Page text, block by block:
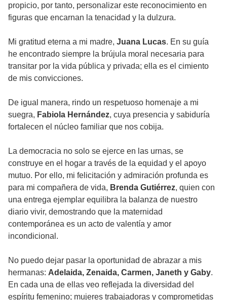
propicio, por tanto, personalizar este reconocimiento en
figuras que encarnan la tenacidad y la dulzura.
Mi gratitud eterna a mi madre, Juana Lucas. En su guía
he encontrado siempre la brújula moral necesaria para
transitar por la vida pública y privada; ella es el cimiento
de mis convicciones.
De igual manera, rindo un respetuoso homenaje a mi
suegra, Fabiola Hernández, cuya presencia y sabiduría
fortalecen el núcleo familiar que nos cobija.
La democracia no solo se ejerce en las urnas, se
construye en el hogar a través de la equidad y el apoyo
mutuo. Por ello, mi felicitación y admiración profunda es
para mi compañera de vida, Brenda Gutiérrez, quien con
una entrega ejemplar equilibra la balanza de nuestro
diario vivir, demostrando que la maternidad
contemporánea es un acto de valentía y amor
incondicional.
No puedo dejar pasar la oportunidad de abrazar a mis
hermanas: Adelaida, Zenaida, Carmen, Janeth y Gaby.
En cada una de ellas veo reflejada la diversidad del
espíritu femenino; mujeres trabajadoras y comprometidas